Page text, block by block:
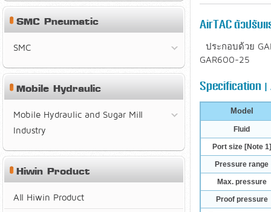
AirTAC ตัวปรับ
ประกอบด้วย
GAR600-25
Specification |
Model
Fluid
Port size [Note 1]
Pressure range
Max. pressure
Proof pressure
SMC Pneumatic
SMC
Mobile Hydraulic
Mobile Hydraulic and Sugar Mill
Industry
Hiwin Product
All Hiwin Product